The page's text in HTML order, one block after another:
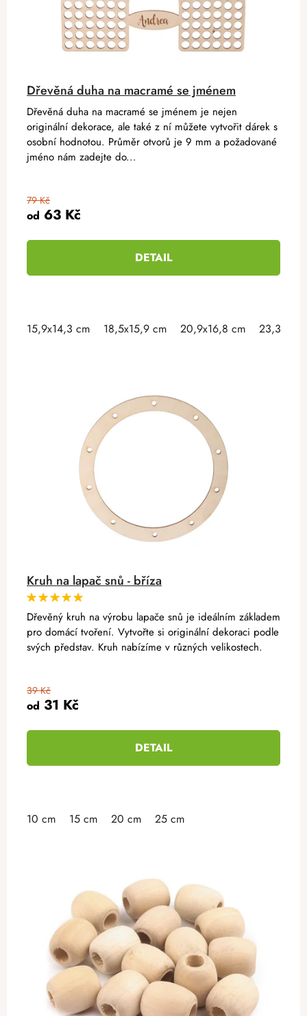
Dřevěná duha na macramé se jménem
od 63 Kč
79 Kč
DETAIL
Dřevěná duha na macramé se jménem je nejen
originální dekorace, ale také z ní můžete vytvořit dárek s
osobní hodnotou. Průměr otvorů je 9 mm a požadované
jméno nám zadejte do...
15,9x14,3 cm 18,5x15,9 cm 20,9x16,8 cm 23,3x18
Kruh na lapač snů - bříza
od 31 Kč
39 Kč
DETAIL
Dřevěný kruh na výrobu lapače snů je ideálním základem
pro domácí tvoření. Vytvořte si originální dekoraci podle
svých představ. Kruh nabízíme v různých velikostech.
10 cm 15 cm 20 cm 25 cm